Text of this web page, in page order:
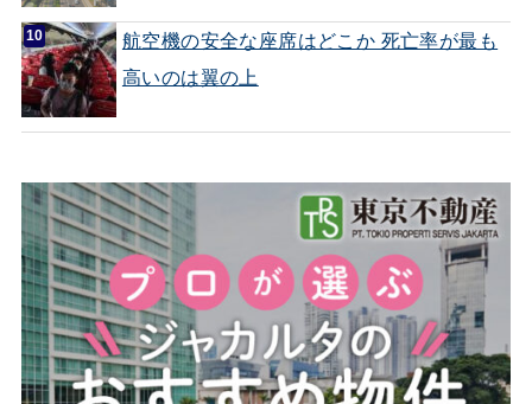
航空機の安全な座席はどこか 死亡率が最も
高いのは翼の上